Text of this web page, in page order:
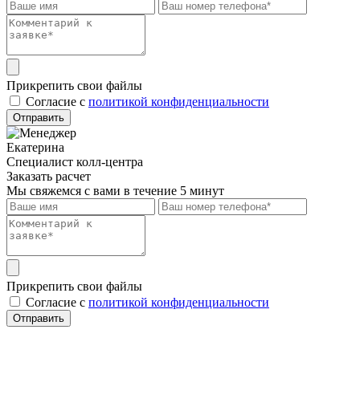
Прикрепить свои файлы
Cогласие с политикой конфиденциальности
Отправить
Екатерина
Специалист колл-центра
Заказать расчет
Мы свяжемся с вами в течение 5 минут
Прикрепить свои файлы
Cогласие с политикой конфиденциальности
Отправить